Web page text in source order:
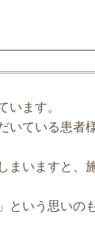
います。
いている患者
まいますと、
という思いの